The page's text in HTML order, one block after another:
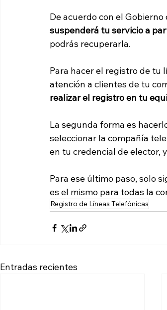
De acuerdo con el Gobierno
suspenderá tu servicio a
podrás recuperarla.
Para hacer el registro de tu
atención a clientes de tu
realizar el registro en tu
La segunda forma es
seleccionar la compañía
en tu credencial de elector,
Para ese último paso, solo
es el mismo para todas la
Registro de Líneas Telefónicas
Entradas recientes